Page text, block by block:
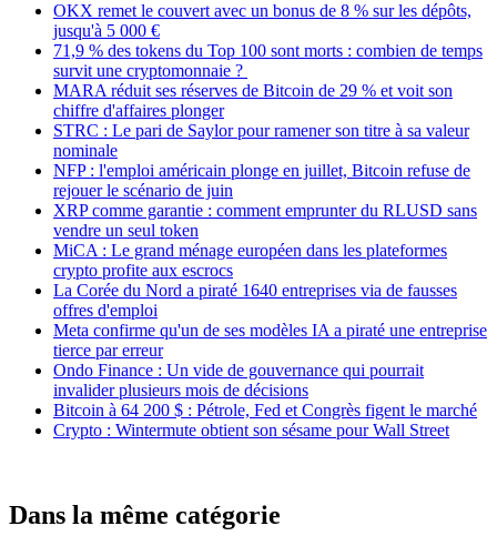
OKX remet le couvert avec un bonus de 8 % sur les dépôts,
jusqu'à 5 000 €
71,9 % des tokens du Top 100 sont morts : combien de temps
survit une cryptomonnaie ?
MARA réduit ses réserves de Bitcoin de 29 % et voit son
chiffre d'affaires plonger
STRC : Le pari de Saylor pour ramener son titre à sa valeur
nominale
NFP : l'emploi américain plonge en juillet, Bitcoin refuse de
rejouer le scénario de juin
XRP comme garantie : comment emprunter du RLUSD sans
vendre un seul token
MiCA : Le grand ménage européen dans les plateformes
crypto profite aux escrocs
La Corée du Nord a piraté 1640 entreprises via de fausses
offres d'emploi
Meta confirme qu'un de ses modèles IA a piraté une entreprise
tierce par erreur
Ondo Finance : Un vide de gouvernance qui pourrait
invalider plusieurs mois de décisions
Bitcoin à 64 200 $ : Pétrole, Fed et Congrès figent le marché
Crypto : Wintermute obtient son sésame pour Wall Street
Dans la même catégorie